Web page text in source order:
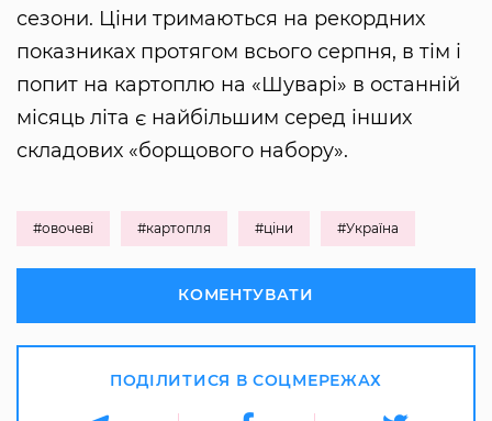
сезони. Ціни тримаються на рекордних
показниках протягом всього серпня, в тім і
попит на картоплю на «Шуварі» в останній
місяць літа є найбільшим серед інших
складових «борщового набору».
#овочеві #картопля #ціни #Україна
КОМЕНТУВАТИ
ПОДІЛИТИСЯ В СОЦМЕРЕЖАХ